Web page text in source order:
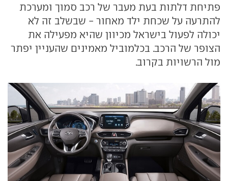
פתיחת דלתות בעת מעבר של רכב סמוך ומערכת
להתרעה על שכחת ילד מאחור - שבשלב זה לא
יכולה לפעול בישראל מכיוון שהיא מפעילה את
הצופר של הרכב. בכלמוביל מאמינים שהעניין יפתר
מול הרשויות בקרוב.